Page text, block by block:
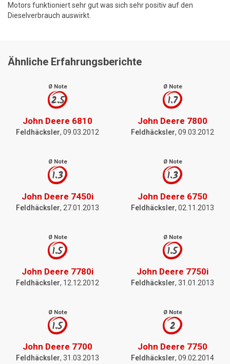
Motors funktioniert sehr gut was sich sehr positiv auf den
Dieselverbrauch auswirkt.
Ähnliche Erfahrungsberichte
Ø Note
2.5
John Deere 6810
Feldhäcksler, 09.03.2012
Ø Note
1.7
John Deere 7800
Feldhäcksler, 09.03.2012
Ø Note
1.3
John Deere 7450i
Feldhäcksler, 27.01.2013
Ø Note
1.3
John Deere 6750
Feldhäcksler, 02.11.2013
Ø Note
1.5
John Deere 7780i
Feldhäcksler, 12.12.2012
Ø Note
1.5
John Deere 7750i
Feldhäcksler, 31.01.2013
Ø Note
1.5
John Deere 7700
Feldhäcksler, 31.03.2013
Ø Note
2
John Deere 7750
Feldhäcksler, 09.02.2014